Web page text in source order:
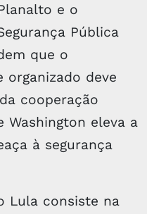
e o
Pública
que o
deve
cooperação
Washington eleva a
à segurança
Lula consiste na